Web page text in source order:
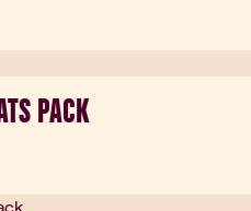
PACK